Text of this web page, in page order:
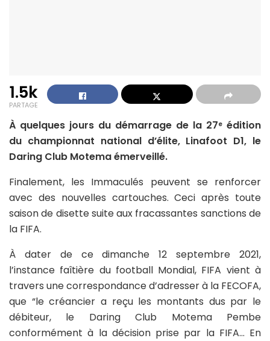
1.5k
PARTAGE
À quelques jours du démarrage de la 27e édition
du championnat national d’élite, Linafoot D1, le
Daring Club Motema émerveillé.
Finalement, les Immaculés peuvent se renforcer
avec des nouvelles cartouches. Ceci après toute
saison de disette suite aux fracassantes sanctions de
la FIFA.
À dater de ce dimanche 12 septembre 2021,
l’instance faîtière du football Mondial, FIFA vient à
travers une correspondance d’adresser à la FECOFA,
que “le créancier a reçu les montants dus par le
débiteur, le Daring Club Motema Pembe
conformément à la décision prise par la FIFA… En